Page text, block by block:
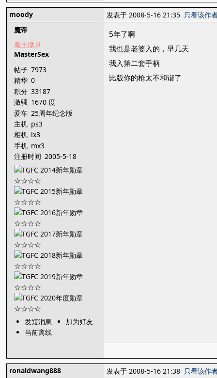
moody
魔帝
魔王撒旦
MasterSex
帖子 7973
精华 0
积分 33187
激骚 1670 度
爱车 25周年纪念版
主机 ps3
相机 lx3
手机 mx3
注册时间 2005-5-18
发短消息
加为好友
当前离线
发表于 2008-5-16 21:35 只看该作
5年了啊
我也是老婆入的，早几天
我入第二套手柄
比版你的枪太不和谐了
ronaldwang888
发表于 2008-5-16 21:38 只看该作